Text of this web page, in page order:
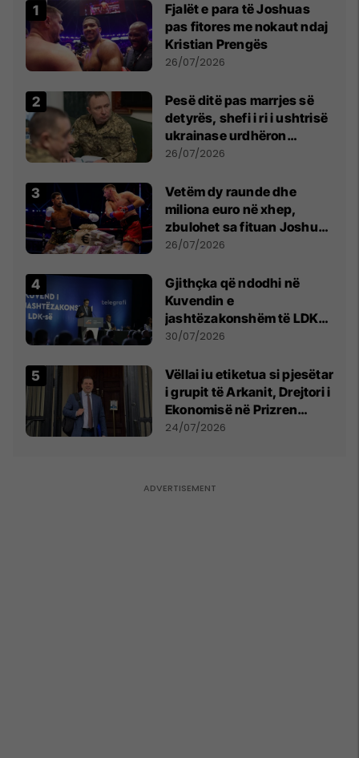
Fjalët e para të Joshuas
pas fitores me nokaut ndaj
Kristian Prengës
26/07/2026
Pesë ditë pas marrjes së
detyrës, shefi i ri i ushtrisë
ukrainase urdhëron
kontroll të madh
26/07/2026
Vetëm dy raunde dhe
miliona euro në xhep,
zbulohet sa fituan Joshua
e Prenga
26/07/2026
Gjithçka që ndodhi në
Kuvendin e
jashtëzakonshëm të LDK-
së
30/07/2026
Vëllai iu etiketua si pjesëtar
i grupit të Arkanit, Drejtori i
Ekonomisë në Prizren
mohon pretendimet
24/07/2026